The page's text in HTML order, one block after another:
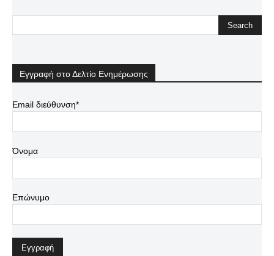
Εγγραφή στο Δελτίο Ενημέρωσης
Email διεύθυνση*
Όνομα
Επώνυμο